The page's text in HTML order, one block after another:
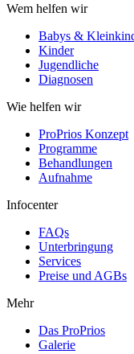
Wem helfen wir
Babys &
Kinder
Jugendliche
Diagnosen
Wie helfen wir
ProPrios Konzept
Programme
Behandlungen
Aufnahme
Infocenter
FAQs
Unterbringung
Services
Preise und AGBs
Mehr
Das ProPrios
Galerie